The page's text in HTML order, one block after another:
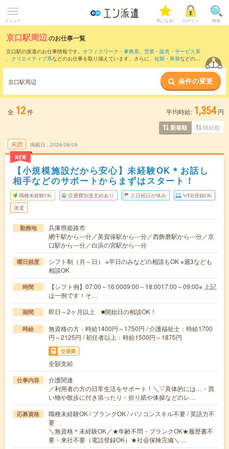
メニュー 気になる! ログイン 検索
京口駅周辺のお仕事一覧
京口駅の派遣のお仕事情報です。 オフィスワーク・事務系、 営業・販売・サービス系
、 クリエイティブ系などのお仕事を取り揃えています。さらに、 短期 ・ 単発などの期
また、姫路駅
など近隣駅のお仕事もご確
認いただけます。
京口駅周辺 条件の変更
全 12件 平均時給: 1,354 円
新着順 時給順
未読
NEW
掲載日 2026/08/09
【小規模施設だから安心】未経験OK＊お話し
相手などのサポートからまずはスタート！
職種未経験OK 交通費別途支給あり 土日祝日が休み WEB登録OK
派遣
勤務地
兵庫県姫路市
網干駅から---分／英賀保駅から---分／西飾磨駅から---分／京
口駅から---分／白浜の宮駅から---分
曜日頻度
シフト制（月～日） ※平日のみなどの相談もOK ※週3なども
相談OK
時間
【シフト例】07:00～16:0009:00～18:0017:00～09:00※ 上記
は一例です！そ…
期間 即日～2ヶ月以上 ■開始日の相談OK！
時給
無資格の方：時給1400円～1750円 / 介護福祉士：時給1700
円～2125円 / 初任者以上：時給1500円～1875円
交通費
全額支給
仕事内容
介護関連
／利用者の方の日常生活をサポート！＼▽具体的には…・買
い物や散歩に付き添ったり・折り紙や体操などのレ…
応募資格
職種未経験OK / ブランクOK / パソコンスキル不要 / 英語力不
要
＼無資格＊未経験OK／★年齢不問・ブランクOK★履歴書不
要・来社不要（電話登録OK）★社会保険完備＼…